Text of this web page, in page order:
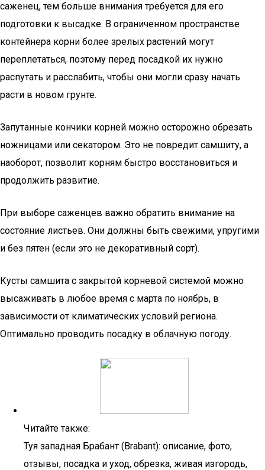
саженец, тем больше внимания требуется для его
подготовки к высадке. В ограниченном пространстве
контейнера корни более зрелых растений могут
переплетаться, поэтому перед посадкой их нужно
распутать и расслабить, чтобы они могли сразу начать
расти в новом грунте.
Запутанные кончики корней можно осторожно обрезать
ножницами или секатором. Это не повредит самшиту, а
наоборот, позволит корням быстро восстановиться и
продолжить развитие.
При выборе саженцев важно обратить внимание на
состояние листьев. Они должны быть свежими, упругими
и без пятен (если это не декоративный сорт).
Кусты самшита с закрытой корневой системой можно
высаживать в любое время с марта по ноябрь, в
зависимости от климатических условий региона.
Оптимально проводить посадку в облачную погоду.
Читайте также:
Туя западная Брабант (Brabant): описание, фото,
отзывы, посадка и уход, обрезка, живая изгородь,